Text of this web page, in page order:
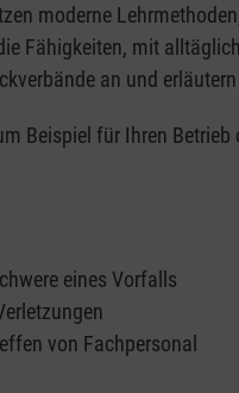
moderne
Fähigkeiten, mit
an und
Beispiel für Ihren
eines Vorfalls
von Fachpersonal